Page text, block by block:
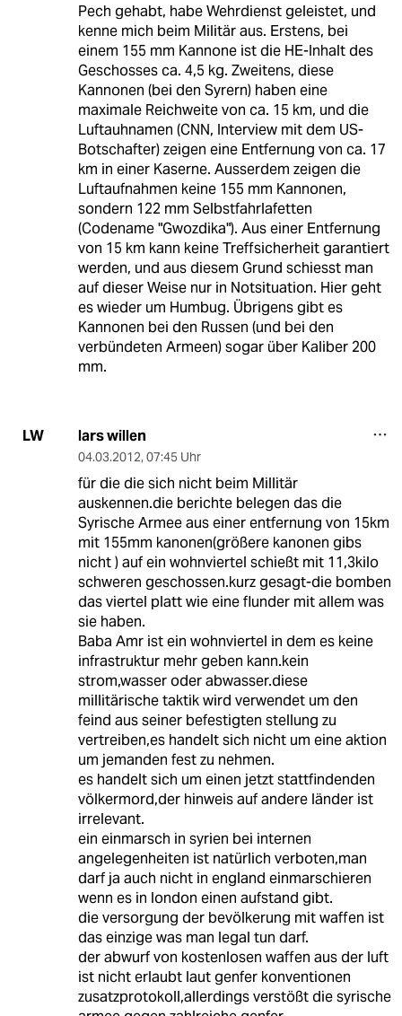
Pech gehabt, habe Wehrdienst geleistet, und
kenne mich beim Militär aus. Erstens, bei
einem 155 mm Kannone ist die HE-Inhalt des
Geschosses ca. 4,5 kg. Zweitens, diese
Kannonen (bei den Syrern) haben eine
maximale Reichweite von ca. 15 km, und die
Luftauhnamen (CNN, Interview mit dem US-
Botschafter) zeigen eine Entfernung von ca. 17
km in einer Kaserne. Ausserdem zeigen die
Luftaufnahmen keine 155 mm Kannonen,
sondern 122 mm Selbstfahrlafetten
(Codename "Gwozdika"). Aus einer Entfernung
von 15 km kann keine Treffsicherheit garantiert
werden, und aus diesem Grund schiesst man
auf dieser Weise nur in Notsituation. Hier geht
es wieder um Humbug. Übrigens gibt es
Kannonen bei den Russen (und bei den
verbündeten Armeen) sogar über Kaliber 200
mm.
LW lars willen
04.03.2012, 07:45 Uhr
für die die sich nicht beim Millitär
auskennen.die berichte belegen das die
Syrische Armee aus einer entfernung von 15km
mit 155mm kanonen(größere kanonen gibs
nicht ) auf ein wohnviertel schießt mit 11,3kilo
schweren geschossen.kurz gesagt-die bomben
das viertel platt wie eine flunder mit allem was
sie haben.
Baba Amr ist ein wohnviertel in dem es keine
infrastruktur mehr geben kann.kein
strom,wasser oder abwasser.diese
millitärische taktik wird verwendet um den
feind aus seiner befestigten stellung zu
vertreiben,es handelt sich nicht um eine aktion
um jemanden fest zu nehmen.
es handelt sich um einen jetzt stattfindenden
völkermord,der hinweis auf andere länder ist
irrelevant.
ein einmarsch in syrien bei internen
angelegenheiten ist natürlich verboten,man
darf ja auch nicht in england einmarschieren
wenn es in london einen aufstand gibt.
die versorgung der bevölkerung mit waffen ist
das einzige was man legal tun darf.
der abwurf von kostenlosen waffen aus der luft
ist nicht erlaubt laut genfer konventionen
zusatzprotokoll,allerdings verstößt die syrische